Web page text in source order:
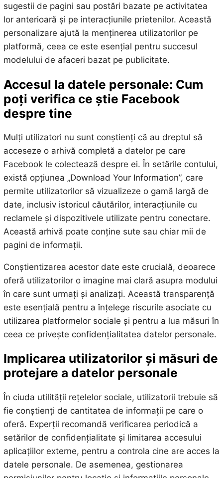
sugestii de pagini sau postări bazate pe activitatea
lor anterioară și pe interacțiunile prietenilor. Această
personalizare ajută la menținerea utilizatorilor pe
platformă, ceea ce este esențial pentru succesul
modelului de afaceri bazat pe publicitate.
Accesul la datele personale: Cum
poți verifica ce știe Facebook
despre tine
Mulți utilizatori nu sunt conștienți că au dreptul să
acceseze o arhivă completă a datelor pe care
Facebook le colectează despre ei. În setările contului,
există opțiunea „Download Your Information”, care
permite utilizatorilor să vizualizeze o gamă largă de
date, inclusiv istoricul căutărilor, interacțiunile cu
reclamele și dispozitivele utilizate pentru conectare.
Această arhivă poate conține sute sau chiar mii de
pagini de informații.
Conștientizarea acestor date este crucială, deoarece
oferă utilizatorilor o imagine mai clară asupra modului
în care sunt urmați și analizați. Această transparență
este esențială pentru a înțelege riscurile asociate cu
utilizarea platformelor sociale și pentru a lua măsuri în
ceea ce privește confidențialitatea datelor personale.
Implicarea utilizatorilor și măsuri de
protejare a datelor personale
În ciuda utilității rețelelor sociale, utilizatorii trebuie să
fie conștienți de cantitatea de informații pe care o
oferă. Experții recomandă verificarea periodică a
setărilor de confidențialitate și limitarea accesului
aplicațiilor externe, pentru a controla cine are acces la
datele personale. De asemenea, gestionarea